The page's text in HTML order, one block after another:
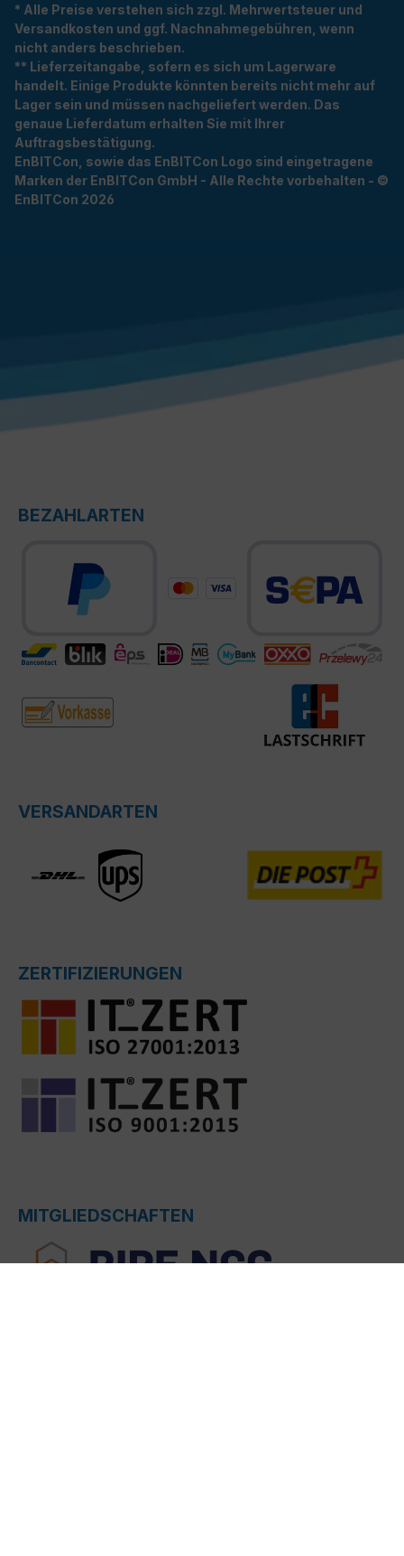
* Alle Preise verstehen sich zzgl. Mehrwertsteuer und
Versandkosten und ggf. Nachnahmegebühren, wenn
nicht anders beschrieben.
** Lieferzeitangabe, sofern es sich um Lagerware
handelt. Einige Produkte könnten bereits nicht mehr auf
Lager sein und müssen nachgeliefert werden. Das
genaue Lieferdatum erhalten Sie mit Ihrer
Auftragsbestätigung.
EnBITCon, sowie das EnBITCon Logo sind eingetragene
Marken der EnBITCon GmbH - Alle Rechte vorbehalten - ©
EnBITCon 2026
BEZAHLARTEN
VERSANDARTEN
ZERTIFIZIERUNGEN
MITGLIEDSCHAFTEN